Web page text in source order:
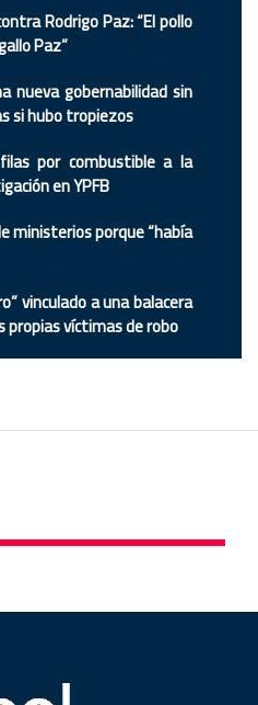
Rodrigo Paz: “El pollo
Paz”
nueva gobernabilidad sin
si hubo tropiezos
por combustible a la
en YPFB
ministerios porque “había
vinculado a una balacera
propias víctimas de robo